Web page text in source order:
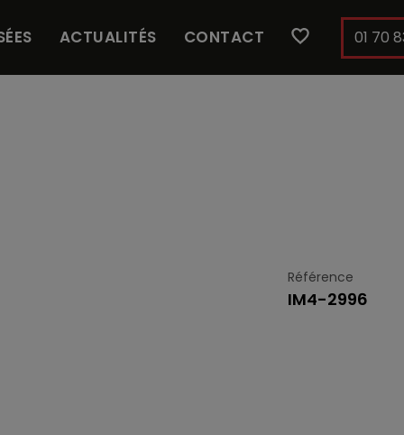
ACTUALITÉS CONTACT 01 70
Référence
IM4-2996